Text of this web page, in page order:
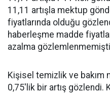
11,11 artışla mektup
fiyatlarında olduğu
haberleşme madde
azalma
Kişisel temizlik ve bakım
0,75'lik bir artış gözlendi.